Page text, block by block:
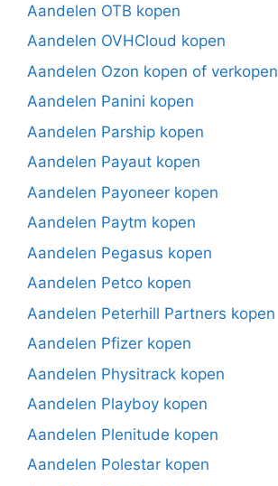
Aandelen OTB kopen
Aandelen OVHCloud kopen
Aandelen Ozon kopen of verkopen
Aandelen Panini kopen
Aandelen Parship kopen
Aandelen Payaut kopen
Aandelen Payoneer kopen
Aandelen Paytm kopen
Aandelen Pegasus kopen
Aandelen Petco kopen
Aandelen Peterhill Partners kopen
Aandelen Pfizer kopen
Aandelen Physitrack kopen
Aandelen Playboy kopen
Aandelen Plenitude kopen
Aandelen Polestar kopen